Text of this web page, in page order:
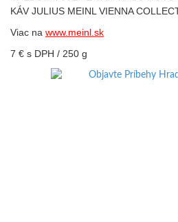
KÁV JULIUS MEINL VIENNA
Viac na www.meinl.sk
7 € s DPH / 250 g